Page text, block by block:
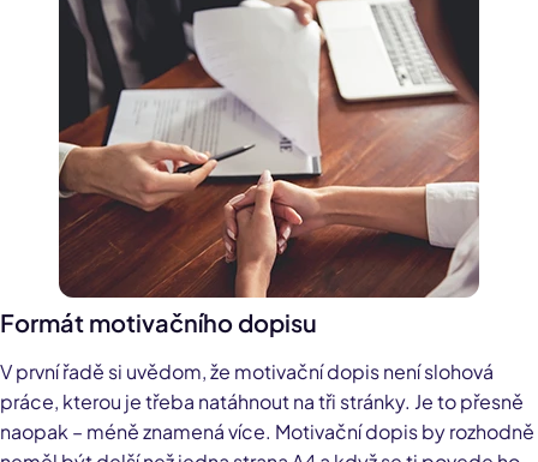
Formát motivačního dopisu
V první řadě si uvědom, že motivační dopis není slohová
práce, kterou je třeba natáhnout na tři stránky. Je to přesně
naopak – méně znamená více. Motivační dopis by rozhodně